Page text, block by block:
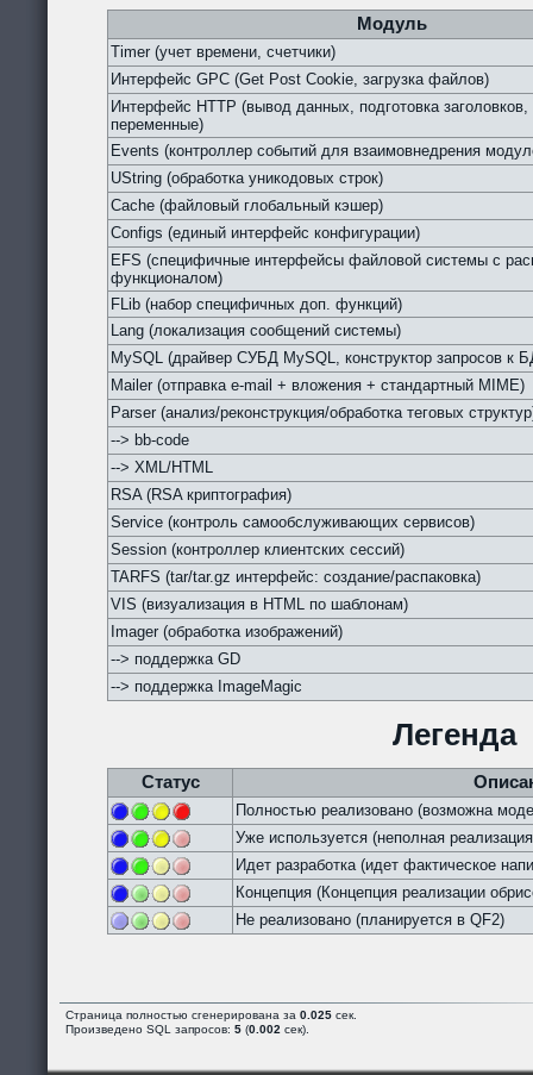
Модуль
Timer (учет времени, счетчики)
Интерфейс GPC (Get Post Cookie, загрузка файлов)
Интерфейс HTTP (вывод данных, подготовка
переменные)
Events (контроллер событий для взаимовнедрения
UString (обработка уникодовых строк)
Cache (файловый глобальный кэшер)
Configs (единый интерфейс конфигурации)
EFS (специфичные интерфейсы файловой системы с
функционалом)
FLib (набор специфичных доп. функций)
Lang (локализация сообщений системы)
MySQL (драйвер СУБД MySQL, конструктор запросов к
Mailer (отправка e-mail + вложения + стандартный MIME)
Parser (анализ/реконструкция/обработка теговых
--> bb-code
--> XML/HTML
RSA (RSA криптография)
Service (контроль самообслуживающих сервисов)
Session (контроллер клиентских сессий)
TARFS (tar/tar.gz интерфейс: создание/распаковка)
VIS (визуализация в HTML по шаблонам)
Imager (обработка изображений)
--> поддержка GD
--> поддержка ImageMagic
Легенда
Статус
Полностью реализовано (возможна
Уже используется (неполная
Идет разработка (идет фактическое
Концепция (Концепция реализации
Не реализовано (планируется в QF2)
Страница полностью сгенерирована за 0.025 сек.
Произведено SQL запросов: 5 (0.002 сек).